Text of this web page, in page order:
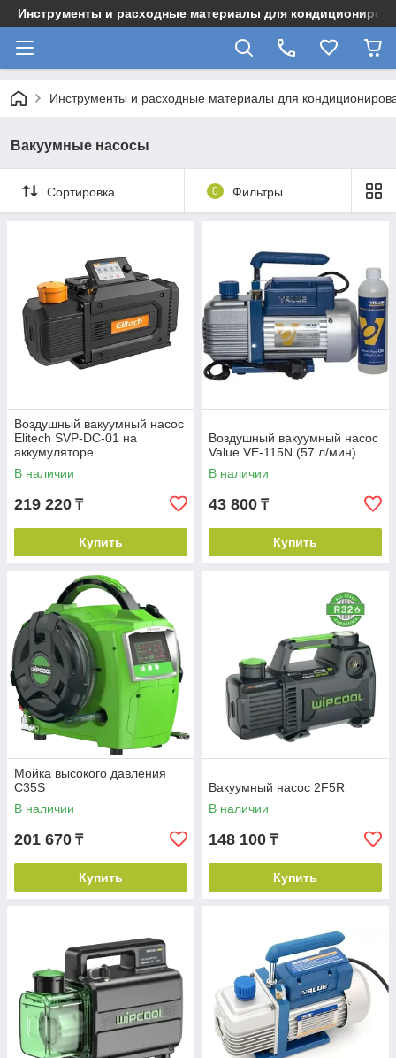
Инструменты и расходные материалы для
Инструменты и расходные материалы для
Вакуумные насосы
Сортировка 0 Фильтры
Воздушный вакуумный насос
Elitech SVP-DC-01 на
аккумуляторе
В наличии
219 220 ₸
Купить
Воздушный вакуумный насос
Value VE-115N (57 л/мин)
В наличии
43 800 ₸
Купить
Мойка высокого давления
C35S
В наличии
201 670 ₸
Купить
Вакуумный насос 2F5R
В наличии
148 100 ₸
Купить